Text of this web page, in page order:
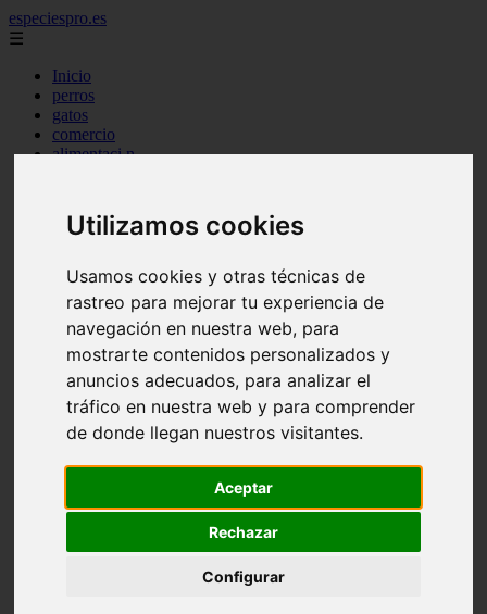
Utilizamos cookies
Usamos cookies y otras técnicas de
rastreo para mejorar tu experiencia de
navegación en nuestra web, para
mostrarte contenidos personalizados y
anuncios adecuados, para analizar el
tráfico en nuestra web y para comprender
de donde llegan nuestros visitantes.
Aceptar
Rechazar
Configurar
especiespro.es
☰
Inicio
perros
gatos
comercio
alimentaci n
salud
tenencia responsable
mantenimiento
marketing
bienestar
peque os mam feros
legislaci n
peluquer a
accesorios
peluquer a canina
complementos
comportamiento